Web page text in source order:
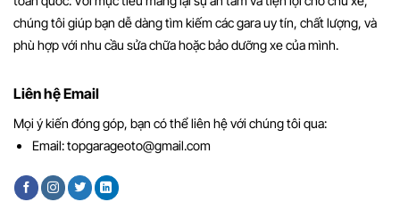
chúng tôi giúp bạn dễ dàng tìm kiếm các gara uy tín, chất lượng, và
phù hợp với nhu cầu sửa chữa hoặc bảo dưỡng xe của mình.
Liên hệ Email
Mọi ý kiến đóng góp, bạn có thể liên hệ với chúng tôi qua:
Email:topgarageoto@gmail.com